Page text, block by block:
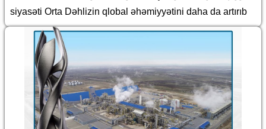
siyasəti Orta Dəhlizin qlobal əhəmiyyətini daha da artırıb